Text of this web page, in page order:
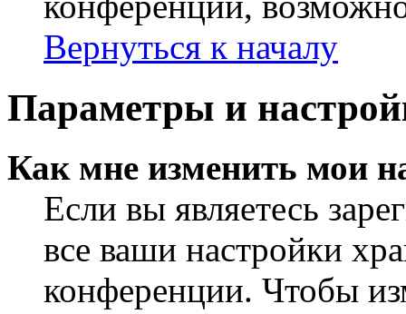
Вернуться к началу
Параметры и
Как мне изменить мои
Если вы являетесь
все ваши настройки
конференции. Чтобы